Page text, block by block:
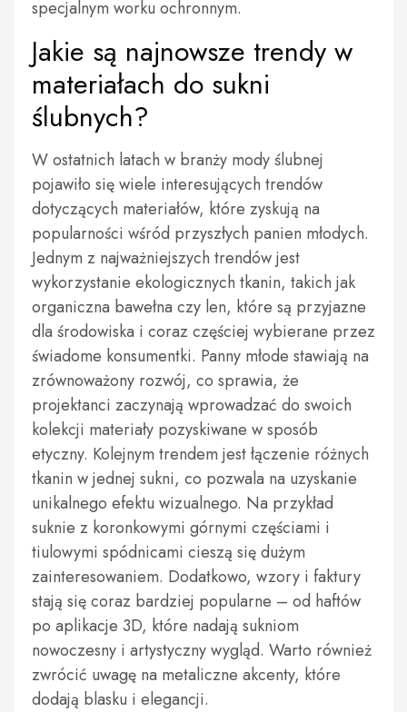
specjalnym worku ochronnym.
Jakie są najnowsze trendy w
materiałach do sukni
ślubnych?
W ostatnich latach w branży mody ślubnej
pojawiło się wiele interesujących trendów
dotyczących materiałów, które zyskują na
popularności wśród przyszłych panien młodych.
Jednym z najważniejszych trendów jest
wykorzystanie ekologicznych tkanin, takich jak
organiczna bawełna czy len, które są przyjazne
dla środowiska i coraz częściej wybierane przez
świadome konsumentki. Panny młode stawiają na
zrównoważony rozwój, co sprawia, że
projektanci zaczynają wprowadzać do swoich
kolekcji materiały pozyskiwane w sposób
etyczny. Kolejnym trendem jest łączenie różnych
tkanin w jednej sukni, co pozwala na uzyskanie
unikalnego efektu wizualnego. Na przykład
suknie z koronkowymi górnymi częściami i
tiulowymi spódnicami cieszą się dużym
zainteresowaniem. Dodatkowo, wzory i faktury
stają się coraz bardziej popularne – od haftów
po aplikacje 3D, które nadają sukniom
nowoczesny i artystyczny wygląd. Warto również
zwrócić uwagę na metaliczne akcenty, które
dodają blasku i elegancji.